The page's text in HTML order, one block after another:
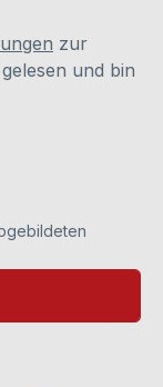
zur
gelesen und bin